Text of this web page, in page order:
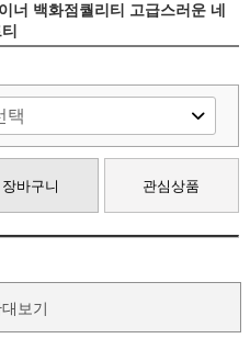
너 백화점퀄리티 고급스러운 네
장바구니 관심상품
보기